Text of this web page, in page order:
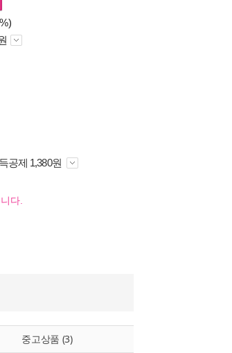
공제 1,380원
다.
중고상품 (3)